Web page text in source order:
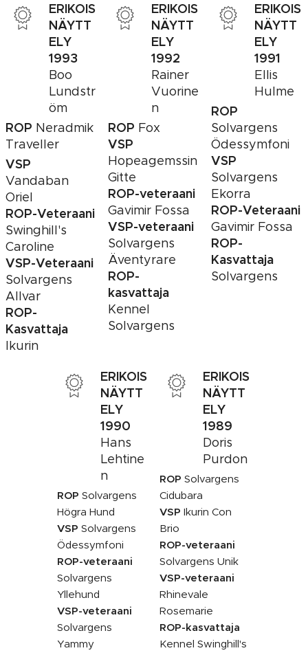
ERIKOIS
NÄYTT
ELY
1993
Boo
Lundstr
öm
ROP Neradmik
Traveller
VSP
Vandaban
Oriel
ROP-Veteraani
Swinghill's
Caroline
VSP-Veteraani
Solvargens
Allvar
ROP-
Kasvattaja
Ikurin
ERIKOIS
NÄYTT
ELY
1992
Rainer
Vuorine
n
ROP Fox
VSP
Hopeagemssin
Gitte
ROP-veteraani
Gavimir Fossa
VSP-veteraani
Solvargens
Äventyrare
ROP-
kasvattaja
Kennel
Solvargens
ERIKOIS
NÄYTT
ELY
1991
Ellis
Hulme
ROP
Solvargens
Ödessymfoni
VSP
Solvargens
Ekorra
ROP-Veteraani
Gavimir Fossa
ROP-
Kasvattaja
Solvargens
ERIKOIS
NÄYTT
ELY
1990
Hans
Lehtine
n
ROP Solvargens
Högra Hund
VSP Solvargens
Ödessymfoni
ROP-veteraani
Solvargens
Yllehund
VSP-veteraani
Solvargens
Yammy
ERIKOIS
NÄYTT
ELY
1989
Doris
Purdon
ROP Solvargens
Cidubara
VSP Ikurin Con
Brio
ROP-veteraani
Solvargens Unik
VSP-veteraani
Rhinevale
Rosemarie
ROP-kasvattaja
Kennel Swinghill's